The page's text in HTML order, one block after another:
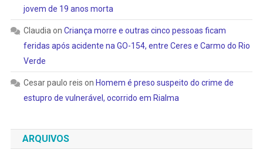
jovem de 19 anos morta
Claudiaon Criança morre e outras cinco pessoas ficam
feridas após acidente na GO-154, entre Ceres e Carmo do Rio
Verde
Cesar paulo reis on Homem é preso suspeito do crime de
estupro de vulnerável, ocorrido em Rialma
ARQUIVOS